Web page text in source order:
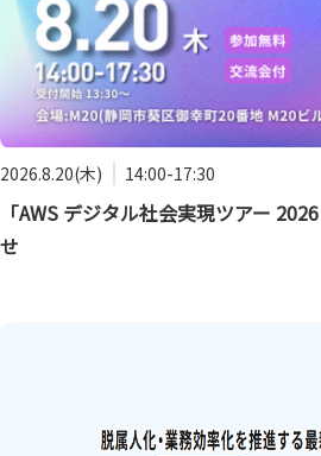
2026.8.20(木) 14:00-17:30
「AWS デジタル社会実現ツアー
せ